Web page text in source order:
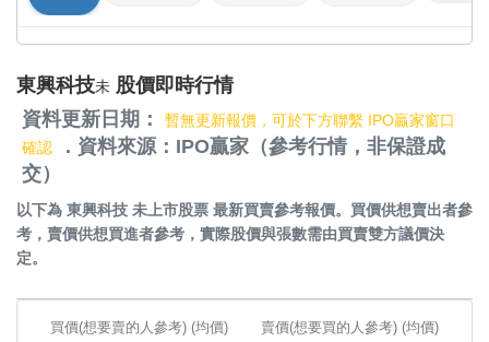
東興科技未 股價即時行情
資料更新日期：
暫無更新報價，可於下方聯繫 IPO贏家窗口
確認
．資料來源：IPO贏家（參考行情，非保證成
交）
以下為 東興科技 未上市股票 最新買賣參考報價。買價供想賣出者參
考，賣價供想買進者參考，實際股價與張數需由買賣雙方議價決
定。
買價(想要賣的人參考) (均價) 賣價(想要買的人參考) (均價)